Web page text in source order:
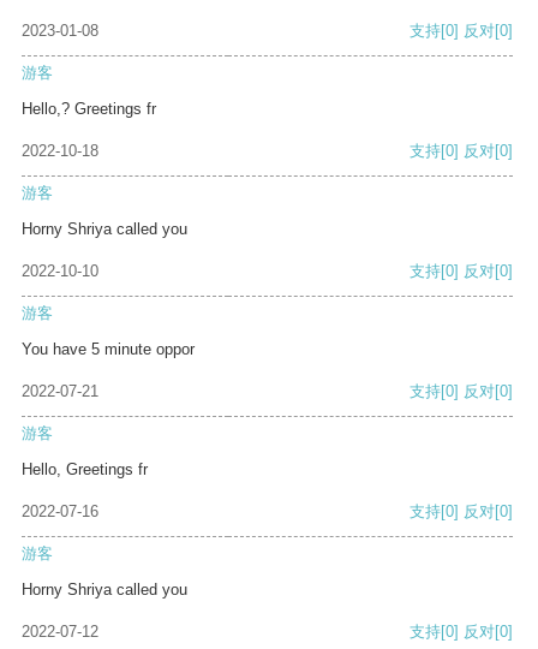
2023-01-08 支持[0] 反对[0]
游客
Hello,? Greetings fr
2022-10-18 支持[0] 反对[0]
游客
Horny Shriya called you
2022-10-10 支持[0] 反对[0]
游客
You have 5 minute oppor
2022-07-21 支持[0] 反对[0]
游客
Hello, Greetings fr
2022-07-16 支持[0] 反对[0]
游客
Horny Shriya called you
2022-07-12 支持[0] 反对[0]